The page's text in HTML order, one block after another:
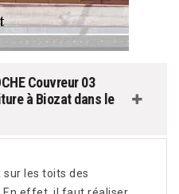
Couvreur 03
à Biozat dans le
sur les toits des